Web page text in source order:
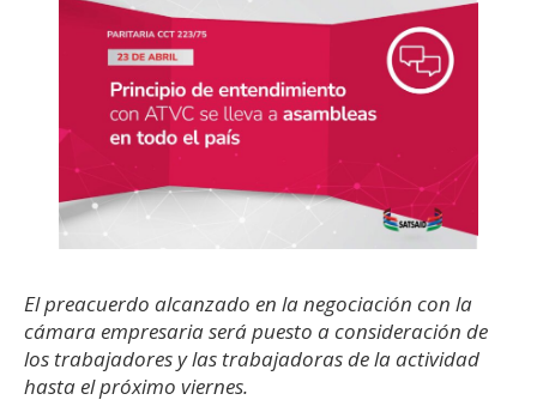
El preacuerdo alcanzado en la negociación con la
cámara empresaria será puesto a consideración de
los trabajadores y las trabajadoras de la actividad
hasta el próximo viernes.